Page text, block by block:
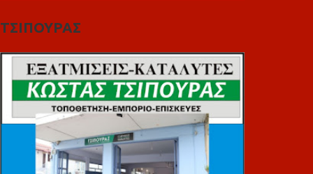
ΤΣΙΠΟΥΡΑΣ